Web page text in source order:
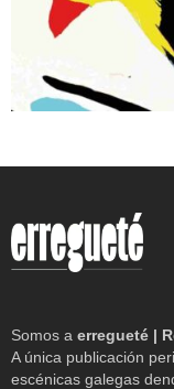
Somos a erregueté |
A única publicación
escénicas galegas